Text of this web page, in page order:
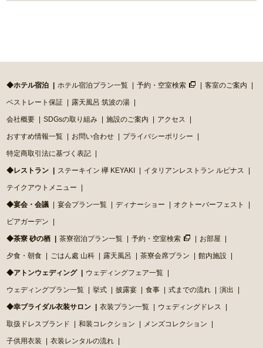
◆ホテル宿泊 ホテル宿泊プラン一覧 予約・空室検索 客室のご案内
ベストレート保証 露天風呂 筑波の湯
会社概要 SDGsの取り組み 施設のご案内 アクセス
おすすめ情報一覧 お問い合わせ プライバシーポリシー
特定商取引法に基づく表記
◆レストラン ステーキイン 欅 KEYAKI イタリアンレストラン ルピナス
テイクアウトメニュー
◆宴会・会議 宴会プラン一覧 ディナーショー オクトーバーフェスト
ビアガーデン
◆茶寮 砂の栖 茶寮宿泊プラン一覧 予約・空室検索 お部屋
夕食・朝食 ごはん處 山科 露天風呂 茶寮会席プラン 館内施設
◆アトンウェディング ウェディングフェア一覧
ウェディングプラン一覧 挙式 披露宴 食事 式までの流れ 演出
◆幸ブライダル衣装サロン 衣装プラン一覧 ウェディングドレス
取扱ドレスブランド 和装コレクション メンズコレクション
子供用衣装 衣装レンタルの流れ